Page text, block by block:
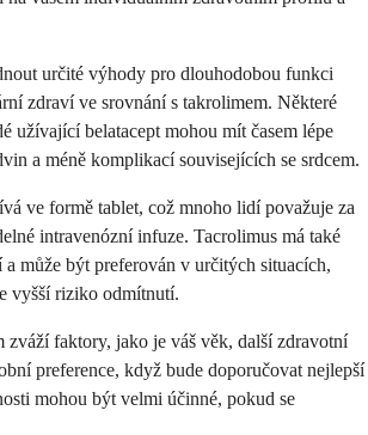
určité výhody pro dlouhodobou funkci
zdraví ve srovnání s takrolimem. Některé
užívající belatacept mohou mít časem lépe
a méně komplikací souvisejících se srdcem.
ve formě tablet, což mnoho lidí považuje za
intravenózní infuze. Tacrolimus má také
může být preferován v určitých situacích,
vyšší riziko odmítnutí.
zváží faktory, jako je váš věk, další zdravotní
preference, když bude doporučovat nejlepší
mohou být velmi účinné, pokud se